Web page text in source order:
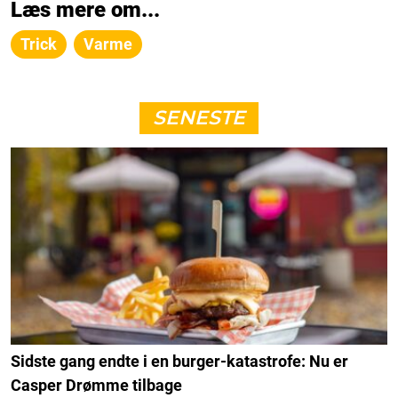
Læs mere om...
Trick Varme
SENESTE
Sidste gang endte i en burger-katastrofe: Nu er
Casper Drømme tilbage